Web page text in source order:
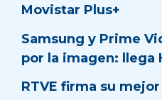
Movistar Plus+
Samsung y Prime
por la imagen: llega
RTVE firma su